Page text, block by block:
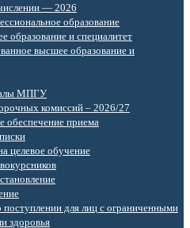
— 2026
образование
образование и специалитет
высшее образование и
МПГУ
комиссий – 2026/27
обеспечение приема
целевое обучение
для лиц с ограниченными
здоровья